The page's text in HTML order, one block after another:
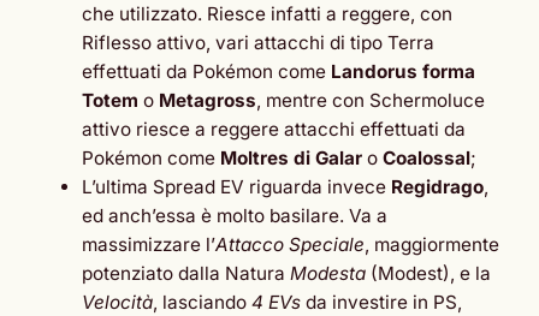
che utilizzato. Riesce infatti a reggere, con
Riflesso attivo, vari attacchi di tipo Terra
effettuati da Pokémon come Landorus forma
Totem o Metagross, mentre con Schermoluce
attivo riesce a reggere attacchi effettuati da
Pokémon come Moltres di Galar o Coalossal;
L’ultima Spread EV riguarda invece Regidrago,
ed anch’essa è molto basilare. Va a
massimizzare l’Attacco Speciale, maggiormente
potenziato dalla Natura Modesta (Modest), e la
Velocità, lasciando 4 EVs da investire in PS,